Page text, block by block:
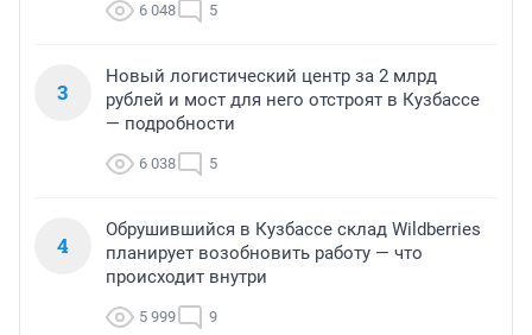
6 048 5
3
Новый логистический центр за 2 млрд
рублей и мост для него отстроят в Кузбассе
— подробности
6 038 5
4
Обрушившийся в Кузбассе склад Wildberries
планирует возобновить работу — что
происходит внутри
5 999 9